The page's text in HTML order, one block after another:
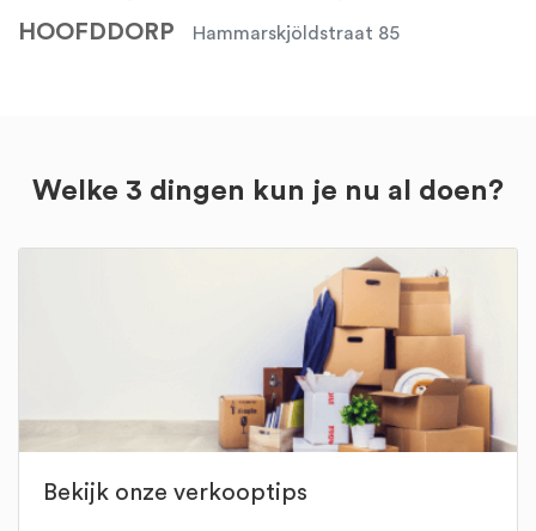
HOOFDDORP Hammarskjöldstraat 85
Welke 3 dingen kun je nu al doen?
Bekijk onze verkooptips